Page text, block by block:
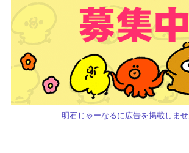
明石じゃーなるに広告を掲載しませ